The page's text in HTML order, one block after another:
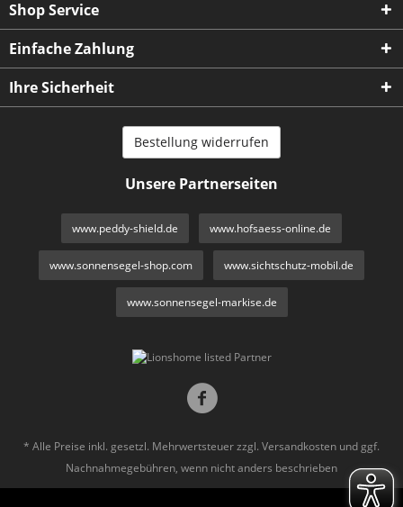
Shop Service
Einfache Zahlung
Ihre Sicherheit
Bestellung widerrufen
Unsere Partnerseiten
www.peddy-shield.de www.hofsaess-online.de
www.sonnensegel-shop.com www.sichtschutz-mobil.de
www.sonnensegel-markise.de
* Alle Preise inkl. gesetzl. Mehrwertsteuer zzgl. Versandkosten und ggf.
Nachnahmegebühren, wenn nicht anders beschrieben